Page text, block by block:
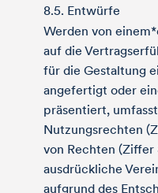
8.5. Entwürfe
Werden von
auf die
für die Gestaltung
angefertigt oder
präsentiert,
Nutzungsrechten
von Rechten (Ziffer
ausdrückliche
aufgrund des